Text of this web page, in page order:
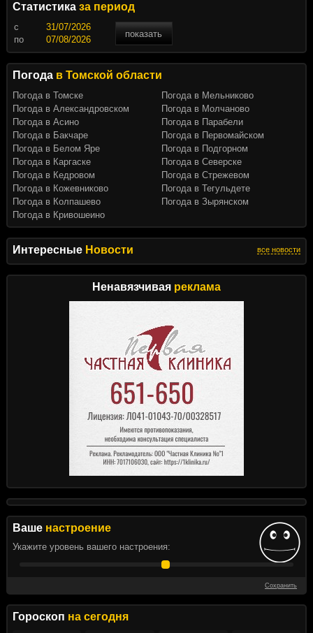
Интересные Новости все новости
Ненавязчивая реклама
Ваше настроение
Укажите уровень вашего настроения:
Сохранить
Гороскоп на сегодня
Статистика за период
c
показать
по
Погода в Томской области
Погода в Томске
Погода в Александровском
Погода в Асино
Погода в Бакчаре
Погода в Белом Яре
Погода в Каргаске
Погода в Кедровом
Погода в Кожевниково
Погода в Колпашево
Погода в Кривошеино
Погода в Мельниково
Погода в Молчаново
Погода в Парабели
Погода в Первомайском
Погода в Подгорном
Погода в Северске
Погода в Стрежевом
Погода в Тегульдете
Погода в Зырянском